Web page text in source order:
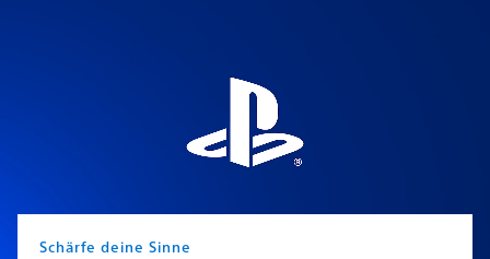
Schärfe deine Sinne